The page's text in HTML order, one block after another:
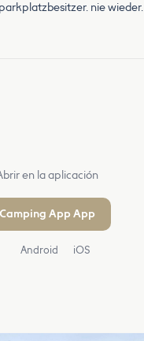
nie wieder.
en la aplicación
Camping App App
Android iOS